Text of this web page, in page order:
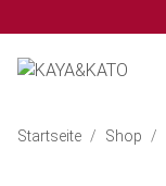
Startseite Shop